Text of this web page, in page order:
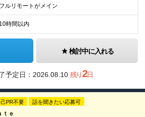
フルリモートがメイン
10時間以内
検討中に入れる
予定日： 2026.08.10 残り2日
己PR不要 話を聞きたい応募可
ｔｅ